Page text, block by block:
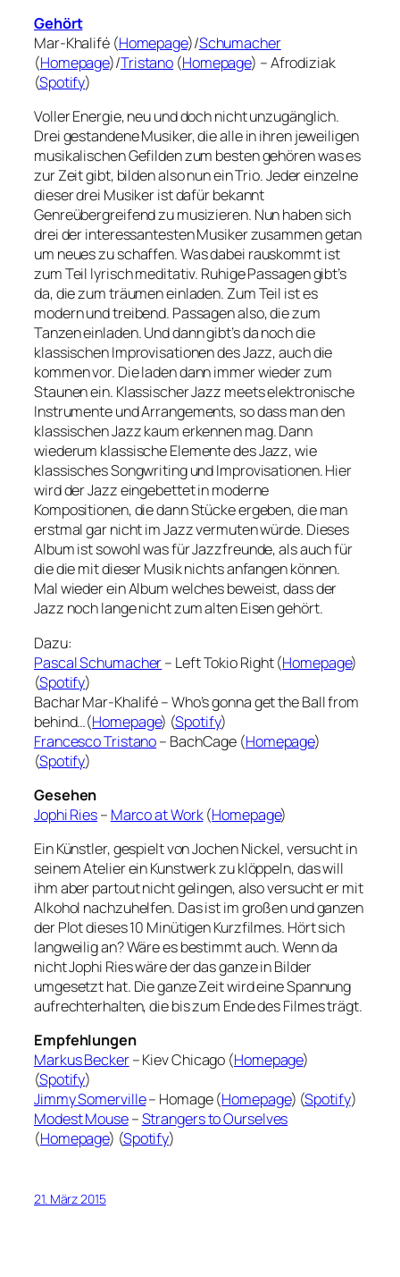
Gehört
Mar-Khalifé (Homepage)/Schumacher
(Homepage)/Tristano (Homepage) – Afrodiziak
(Spotify)
Voller Energie, neu und doch nicht unzugänglich.
Drei gestandene Musiker, die alle in ihren jeweiligen
musikalischen Gefilden zum besten gehören was es
zur Zeit gibt, bilden also nun ein Trio. Jeder einzelne
dieser drei Musiker ist dafür bekannt
Genreübergreifend zu musizieren. Nun haben sich
drei der interessantesten Musiker zusammen getan
um neues zu schaffen. Was dabei rauskommt ist
zum Teil lyrisch meditativ. Ruhige Passagen gibt’s
da, die zum träumen einladen. Zum Teil ist es
modern und treibend. Passagen also, die zum
Tanzen einladen. Und dann gibt’s da noch die
klassischen Improvisationen des Jazz, auch die
kommen vor. Die laden dann immer wieder zum
Staunen ein. Klassischer Jazz meets elektronische
Instrumente und Arrangements, so dass man den
klassischen Jazz kaum erkennen mag. Dann
wiederum klassische Elemente des Jazz, wie
klassisches Songwriting und Improvisationen. Hier
wird der Jazz eingebettet in moderne
Kompositionen, die dann Stücke ergeben, die man
erstmal gar nicht im Jazz vermuten würde. Dieses
Album ist sowohl was für Jazzfreunde, als auch für
die die mit dieser Musik nichts anfangen können.
Mal wieder ein Album welches beweist, dass der
Jazz noch lange nicht zum alten Eisen gehört.
Dazu:
Pascal Schumacher– Left Tokio Right (Homepage)
(Spotify)
Bachar Mar-Khalifé – Who’s gonna get the Ball from
behind…(Homepage) (Spotify)
Francesco Tristano– BachCage (Homepage)
(Spotify)
Gesehen
Jophi Ries– Marco at Work(Homepage)
Ein Künstler, gespielt von Jochen Nickel, versucht in
seinem Atelier ein Kunstwerk zu klöppeln, das will
ihm aber partout nicht gelingen, also versucht er mit
Alkohol nachzuhelfen. Das ist im großen und ganzen
der Plot dieses 10 Minütigen Kurzfilmes. Hört sich
langweilig an? Wäre es bestimmt auch. Wenn da
nicht Jophi Ries wäre der das ganze in Bilder
umgesetzt hat. Die ganze Zeit wird eine Spannung
aufrechterhalten, die bis zum Ende des Filmes trägt.
Empfehlungen
Markus Becker– Kiev Chicago (Homepage)
(Spotify)
Jimmy Somerville– Homage (Homepage) (Spotify)
Modest Mouse–Strangers to Ourselves
(Homepage) (Spotify)
21. März 2015